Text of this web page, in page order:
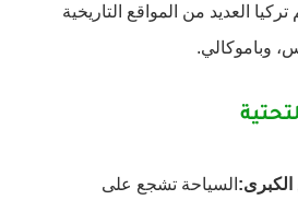
العديد من المواقع التاريخية
وباموكالي.
الكبرى: السياحة تشجع على